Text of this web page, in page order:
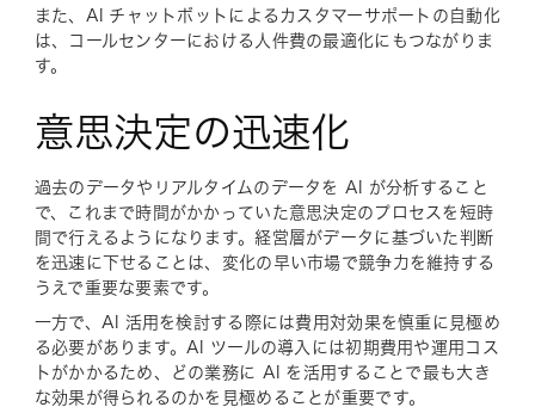
また、AI チャットボットによるカスタマーサポートの自動化
は、コールセンターにおける人件費の最適化にもつながりま
す。
意思決定の迅速化
過去のデータやリアルタイムのデータを AI が分析すること
で、これまで時間がかかっていた意思決定のプロセスを短時
間で行えるようになります。経営層がデータに基づいた判断
を迅速に下せることは、変化の早い市場で競争力を維持する
うえで重要な要素です。
一方で、AI 活用を検討する際には費用対効果を慎重に見極め
る必要があります。AI ツールの導入には初期費用や運用コス
トがかかるため、どの業務に AI を活用することで最も大き
な効果が得られるのかを見極めることが重要です。